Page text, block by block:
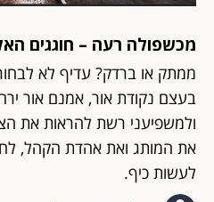
מכשפולה רעה – חוגגים
ממתק או ברדק? עדיף לא
בעצם נקודת אור, אמנם אור
ולמשפיעני רשת להראות את
את המותג ואת אהדת הקהל,
לעשות כיף.